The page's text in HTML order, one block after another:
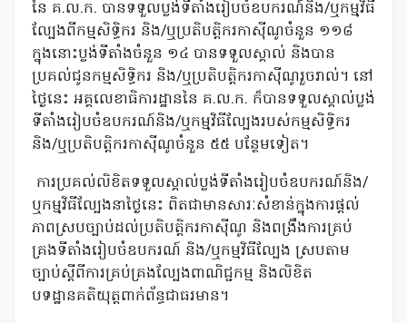
នៃ គ.ល.ក. បានទទួលប្លង់ទីតាំងរៀបចំឧបករណ៍និង/ឬកមុ្មវិធី
ល្បែងពីកម្មសិទ្ធិករ និង/ឬប្រតិបត្តិករកាស៊ីណូចំនួន ១១៨
ក្នុងនោះប្លង់ទីតាំងចំនួន ១៤ បានទទួលស្គាល់ និងបាន
ប្រគល់ជូនកម្មសិទ្ធិករ និង/ឬប្រតិបត្តិករកាស៊ីណូរួចរាល់។ នៅ
ថ្ងៃនេះ អគ្គលេខាធិការដ្ឋាននៃ គ.ល.ក. ក៏បានទទួលស្គាល់ប្លង់
ទីតាំងរៀបចំឧបករណ៍និង/ឬកមុ្មវិធីល្បែងរបស់កម្មសិទ្ធិករ
និង/ឬប្រតិបត្តិករកាស៊ីណូចំនួន ៥៥ បន្ថែមទៀត។
ការប្រគល់លិខិតទទួលស្គាល់ប្លង់ទីតាំងរៀបចំឧបករណ៍និង/
ឬកមុ្មវិធីល្បែងនាថ្ងៃនេះ ពិតជាមានសារៈសំខាន់ក្នុងការផ្តល់
ភាពស្របច្បាប់ដល់ប្រតិបត្តិករកាស៊ីណូ និងពង្រឹងការគ្រប់
គ្រងទីតាំងរៀបចំឧបករណ៍ និង/ឬកម្មវិធីល្បែង ស្របតាម
ច្បាប់ស្តីពីការគ្រប់គ្រងល្បែងពាណិជ្ជកម្ម និងលិខិត
បទដ្ឋានគតិយុត្តពាក់ព័ន្ធជាធរមាន។